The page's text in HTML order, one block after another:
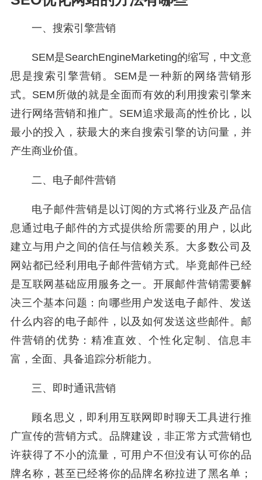
一、搜索引擎营销
SEM是SearchEngineMarketing的缩写，中文意
思是搜索引擎营销。SEM是一种新的网络营销形
式。SEM所做的就是全面而有效的利用搜索引擎来
进行网络营销和推广。SEM追求最高的性价比，以
最小的投入，获最大的来自搜索引擎的访问量，并
产生商业价值。
二、电子邮件营销
电子邮件营销是以订阅的方式将行业及产品信
息通过电子邮件的方式提供给所需要的用户，以此
建立与用户之间的信任与信赖关系。大多数公司及
网站都已经利用电子邮件营销方式。毕竟邮件已经
是互联网基础应用服务之一。开展邮件营销需要解
决三个基本问题：向哪些用户发送电子邮件、发送
什么内容的电子邮件，以及如何发送这些邮件。邮
件营销的优势：精准直效、个性化定制、信息丰
富，全面、具备追踪分析能力。
三、即时通讯营销
顾名思义，即利用互联网即时聊天工具进行推
广宣传的营销方式。品牌建设，非正常方式营销也
许获得了不小的流量，可用户不但没有认可你的品
牌名称，甚至已经将你的品牌名称拉进了黑名单；